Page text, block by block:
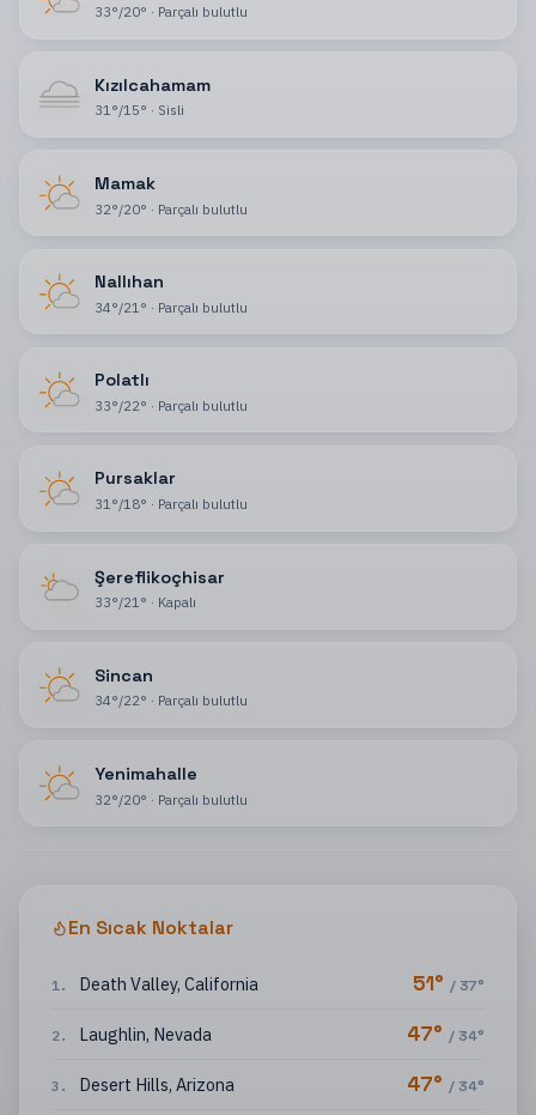
33°/20° · Parçalı bulutlu
Kızılcahamam
31°/15° · Sisli
Mamak
32°/20° · Parçalı bulutlu
Nallıhan
34°/21 ° · Parçalı bulutlu
Polatlı
33°/22° · Parçalı bulutlu
Pursaklar
31°/18° · Parçalı bulutlu
Şereflikoçhisar
33°/21° · Kapalı
Sincan
34°/22° · Parçalı bulutlu
Yenimahalle
32°/20° · Parçalı bulutlu
En Sıcak Noktalar
1 . Death Valley, California 51° / 37°
2. Laughlin, Nevada 47° / 34°
3 . Desert Hills, Arizona 47° / 34°